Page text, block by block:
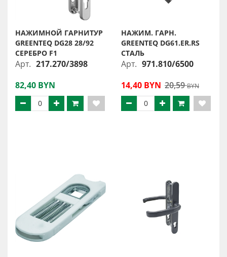
НАЖИМНОЙ ГАРНИТУР
GREENTEQ DG28 28/92
СЕРЕБРО F1
Арт. 217.270/3898
82,40 BYN
НАЖИМ. ГАРН.
GREENTEQ DG61.ER.RS
СТАЛЬ
Арт. 971.810/6500
14,40 BYN 20,59BYN